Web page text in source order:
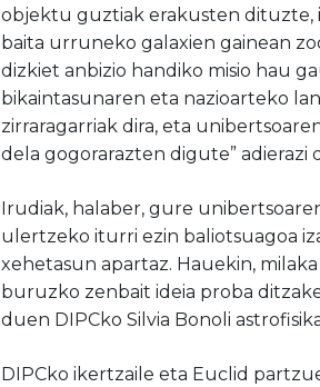
objektu guztiak erakusten dituzte,
baita urruneko galaxien gainean
dizkiet anbizio handiko misio hau
bikaintasunaren eta nazioarteko
zirraragarriak dira, eta
delagogorarazten digute” adierazi
Irudiak, halaber,gure
ulertzeko iturri ezin baliotsuagoa
xehetasun apartaz. Hauekin,
buruzko zenbait ideia proba
duen DIPCkoSilvia Bonoli
DIPCko ikertzaile eta Euclid